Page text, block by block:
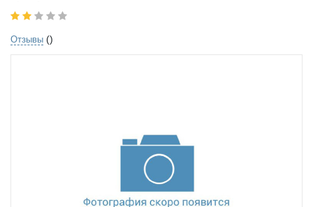
Отзывы ()